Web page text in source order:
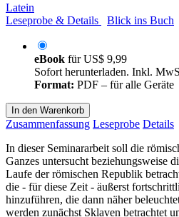
Latein
Leseprobe & Details
Blick ins Buch
eBook fürUS$ 9,99
Sofort herunterladen. Inkl.
Format: PDF – für alle Geräte
In den Warenkorb
Zusammenfassung Leseprobe Details
In dieser Seminararbeit soll die
Ganzes untersucht beziehungsweise
Laufe der römischen Republik
die - für diese Zeit - äußerst
hinzuführen, die dann näher
werden zunächst Sklaven betrachtet